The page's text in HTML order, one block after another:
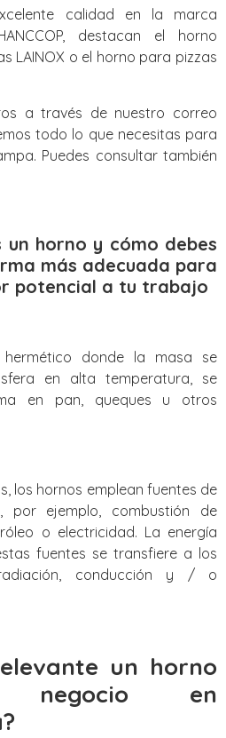
calidad en la marca
destacan el horno
LAINOX o el horno para pizzas
a través de nuestro correo
todo lo que necesitas para
Puedes consultar también
un horno y cómo debes
más adecuada para
potencial a tu trabajo
donde la masa se
en alta temperatura, se
en pan, queques u otros
los hornos emplean fuentes de
por ejemplo, combustión de
o electricidad. La energía
fuentes se transfiere a los
conducción y / o
un horno
en